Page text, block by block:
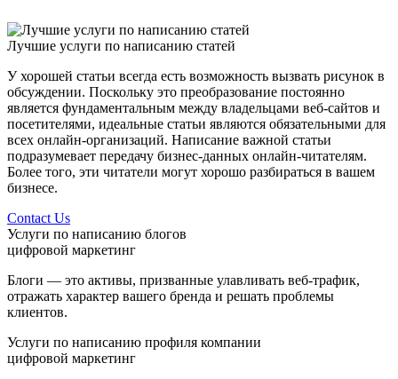
Лучшие услуги по написанию статей
У хорошей статьи всегда есть возможность вызвать рисунок в
обсуждении. Поскольку это преобразование постоянно
является фундаментальным между владельцами веб-сайтов и
посетителями, идеальные статьи являются обязательными для
всех онлайн-организаций. Написание важной статьи
подразумевает передачу бизнес-данных онлайн-читателям.
Более того, эти читатели могут хорошо разбираться в вашем
бизнесе.
Contact Us
Услуги по написанию блогов
цифровой маркетинг
Блоги — это активы, призванные улавливать веб-трафик,
отражать характер вашего бренда и решать проблемы
клиентов.
Услуги по написанию профиля компании
цифровой маркетинг